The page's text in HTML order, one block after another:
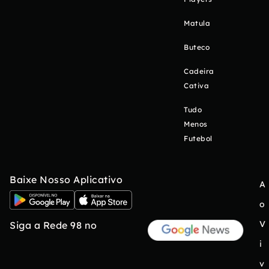
Matula
Buteco
Cadeira
Cativa
Tudo
Menos
Futebol
Baixe Nosso Aplicativo
Siga a Rede 98 no
A
o
V
i
v